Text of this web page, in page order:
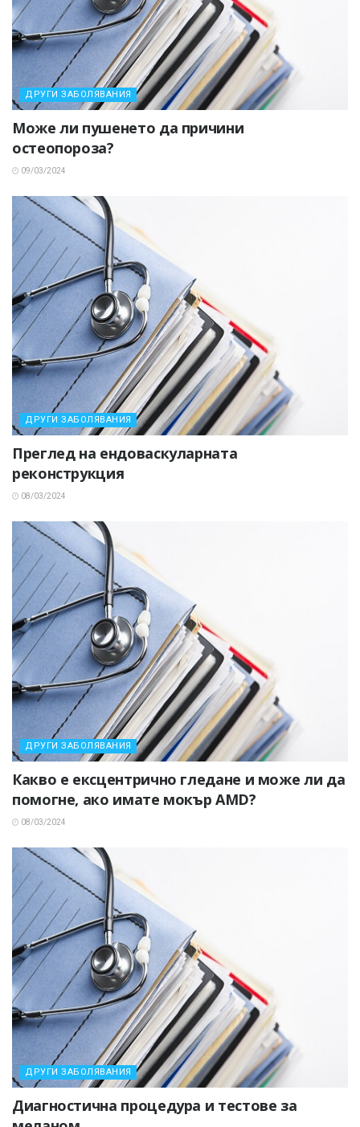
ДРУГИ ЗАБОЛЯВАНИЯ
Може ли пушенето да причини
остеопороза?
09/03/2024
ДРУГИ ЗАБОЛЯВАНИЯ
Преглед на ендоваскуларната
реконструкция
08/03/2024
ДРУГИ ЗАБОЛЯВАНИЯ
Какво е ексцентрично гледане и може ли да
помогне, ако имате мокър AMD?
08/03/2024
ДРУГИ ЗАБОЛЯВАНИЯ
Диагностична процедура и тестове за